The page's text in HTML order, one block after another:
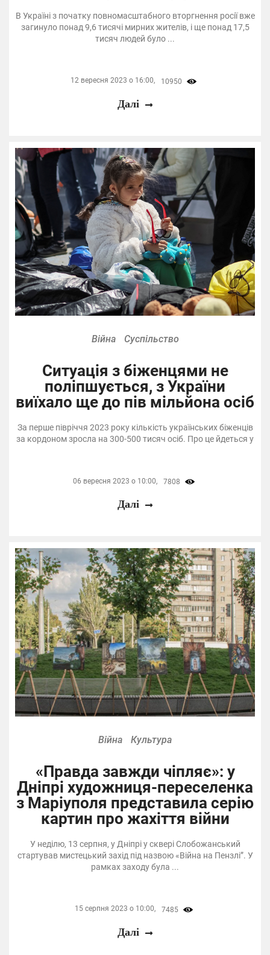
В Україні з початку повномасштабного вторгнення росії вже
загинуло понад 9,6 тисячі мирних жителів, і ще понад 17,5
тисяч людей було ...
12 вересня 2023 о 16:00, 10950
Далі
Війна Суспільство
Ситуація з біженцями не
поліпшується, з України
виїхало ще до пів мільйона осіб
За перше півріччя 2023 року кількість українських біженців
за кордоном зросла на 300-500 тисяч осіб. Про це йдеться у
06 вересня 2023 о 10:00, 7808
Далі
Війна Культура
«Правда завжди чіпляє»: у
Дніпрі художниця-переселенка
з Маріуполя представила серію
картин про жахіття війни
У неділю, 13 серпня, у Дніпрі у сквері Слобожанський
стартував мистецький захід під назвою «Війна на Пензлі”. У
рамках заходу була ...
15 серпня 2023 о 10:00, 7485
Далі